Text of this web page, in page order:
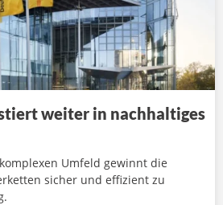
weiter in nachhaltiges
Umfeld gewinnt die
sicher und effizient zu